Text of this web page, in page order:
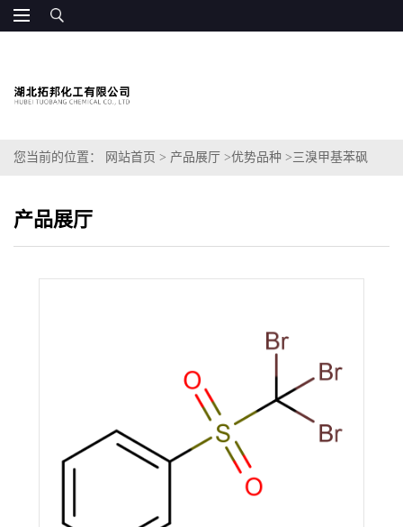
您当前的位置： 网站首页 > 产品展厅 >优势品种 >三溴甲基苯砜
产品展厅